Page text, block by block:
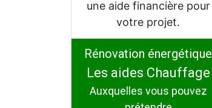
une aide financière pour
votre projet.
Rénovation énergétique
Les aides Chauffage
Auxquelles vous pouvez